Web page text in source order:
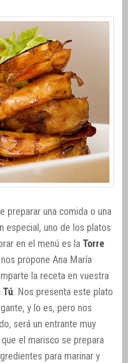
preparar una comida o una
especial, uno de los platos
en el menú es la Torre
propone Ana María
la receta en vuestra
Tú. Nos presenta este plato
y lo es, pero nos
será un entrante muy
el marisco se prepara
para marinar y